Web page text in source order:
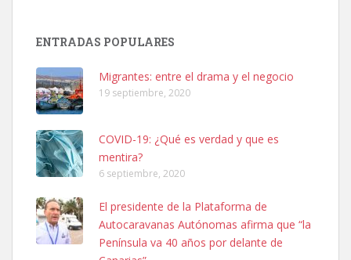
Busco adopción responsable para mi perra. Pastor alemán,
Leales.org » Gran Canaria | 6.7.2025
SHIBA PERDIDO AVDA JOSE MESA Y LOPEZ
PERRO MACHO RAZA SHIBA CON MICROCHIP PERDIDO HOY
06/07/2025 ZONA MESA Y LOPEZ. ES MUY ASUSTADIZO
ENTRADAS POPULARES
Migrantes: entre el drama y el negocio
19 septiembre, 2020
COVID-19: ¿Qué es verdad y que es
mentira?
6 septiembre, 2020
El presidente de la Plataforma de
Autocaravanas Autónomas afirma que “la
Península va 40 años por delante de